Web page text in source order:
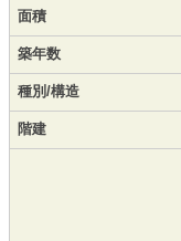
面積
築年数
種別/構造
階建